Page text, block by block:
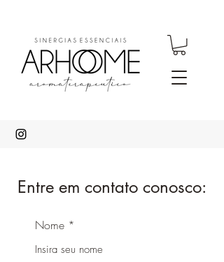
Entre em contato conosco:
Nome